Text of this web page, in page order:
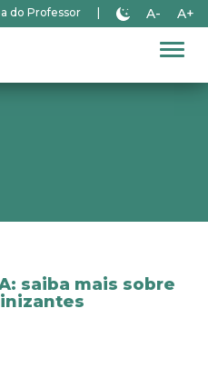
do Professor A- A+
saiba mais sobre